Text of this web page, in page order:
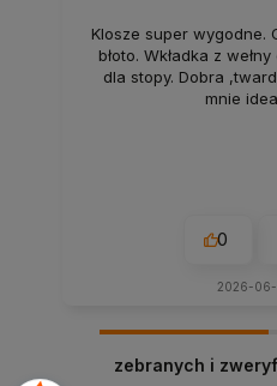
Klosze super wygodne.
błoto. Wkładka z
dla stopy. Dobra
mnie
0
2026-
zebranych i